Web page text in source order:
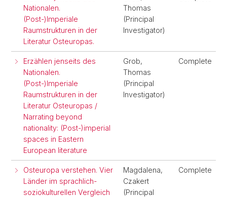
Nationalen.
(Post-)Imperiale
Raumstrukturen in der
Literatur Osteuropas.
Thomas
(Principal
Investigator)
Erzählen jenseits des
Nationalen.
(Post-)Imperiale
Raumstrukturen in der
Literatur Osteuropas /
Narrating beyond
nationality: (Post-)imperial
spaces in Eastern
European literature
Grob,
Thomas
(Principal
Investigator)
Complete
Osteuropa verstehen. Vier
Länder im sprachlich-
soziokulturellen Vergleich
Magdalena,
Czakert
(Principal
Complete